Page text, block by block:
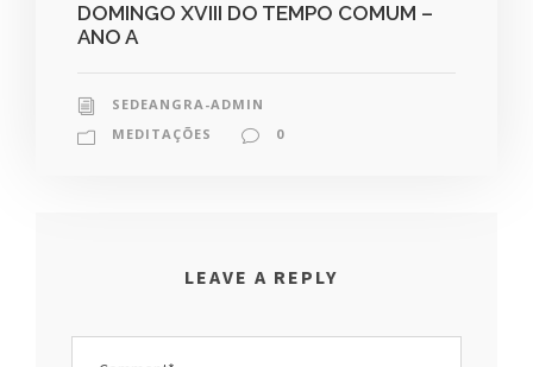
DOMINGO XVIII DO TEMPO COMUM –
ANO A
SEDEANGRA-ADMIN
MEDITAÇÕES
0
LEAVE A REPLY